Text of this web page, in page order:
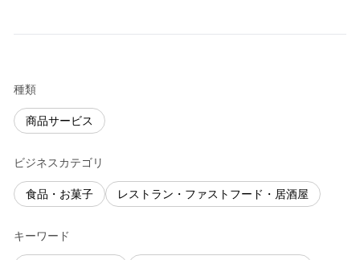
種類
商品サービス
ビジネスカテゴリ
食品・お菓子 レストラン・ファストフード・居酒屋
キーワード